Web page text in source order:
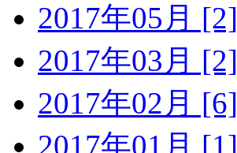
2017年05月 [2]
2017年03月 [2]
2017年02月 [6]
2017年01月 [1]